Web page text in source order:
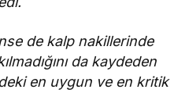
de kalp nakillerinde
da kaydeden
en uygun ve en kritik